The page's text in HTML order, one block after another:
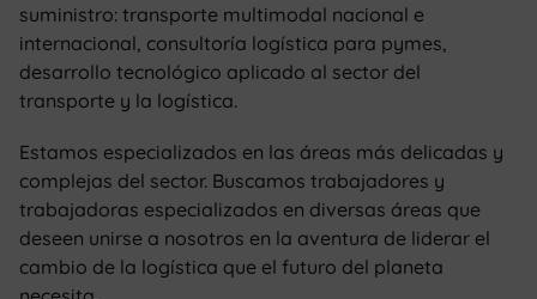
suministro: transporte multimodal nacional e
internacional, consultoría logística para pymes,
desarrollo tecnológico aplicado al sector del
transporte y la logística.
Estamos especializados en las áreas más delicadas y
complejas del sector. Buscamos trabajadores y
trabajadoras especializados en diversas áreas que
deseen unirse a nosotros en la aventura de liderar el
cambio de la logística que el futuro del planeta